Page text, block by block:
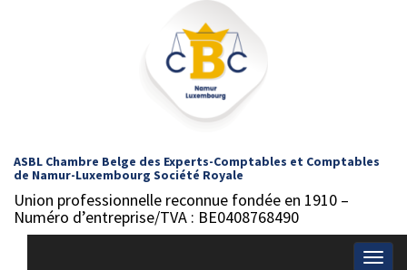
ASBL Chambre Belge des Experts-Comptables et Comptables
de Namur-Luxembourg Société Royale
Union professionnelle reconnue fondée en 1910 –
Numéro d’entreprise/TVA : BE0408768490